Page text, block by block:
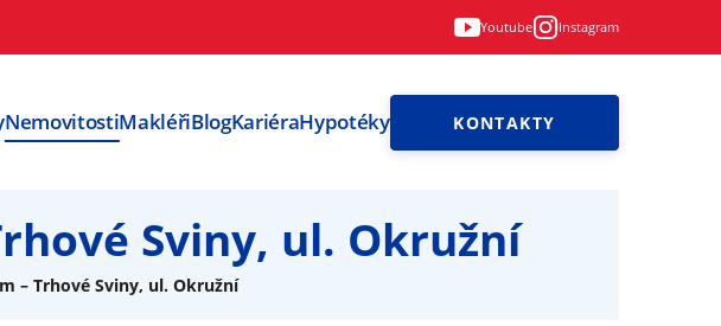
Youtube Instagram
NemovitostiMakléřiBlogKariéraHypotéky KONTAKTY
Sviny, ul. Okružní
– Trhové Sviny, ul. Okružní